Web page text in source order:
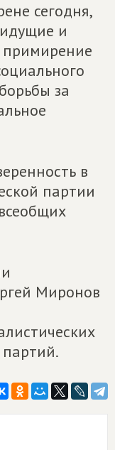
сегодня,
и
примирение
за
в
партии
Миронов